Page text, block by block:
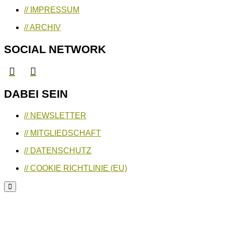
// IMPRESSUM
// ARCHIV
SOCIAL NETWORK
DABEI SEIN
// NEWSLETTER
// MITGLIEDSCHAFT
// DATENSCHUTZ
// COOKIE RICHTLINIE (EU)